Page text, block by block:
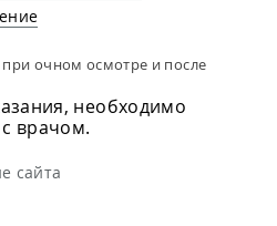
при очном осмотре и после
необходимо
врачом.
сайта